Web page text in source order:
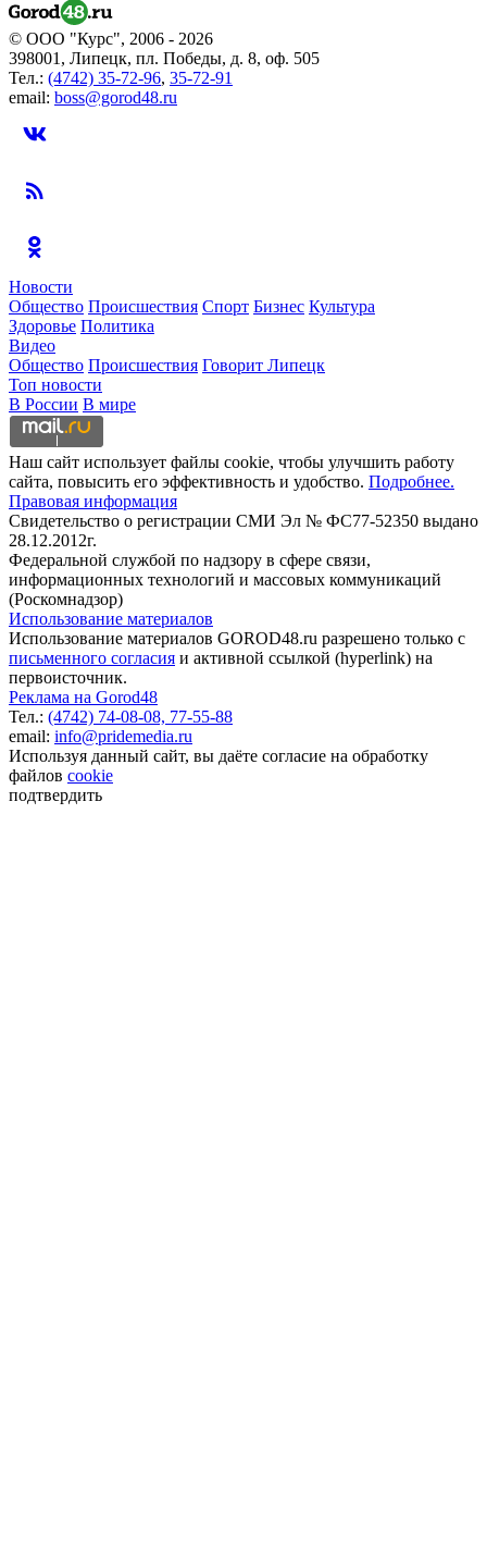
© ООО "Курс", 2006 - 2026
398001, Липецк, пл. Победы, д. 8, оф. 505
Тел.: (4742) 35-72-96, 35-72-91
email: boss@gorod48.ru
Новости
Общество Происшествия Спорт Бизнес Культура
Здоровье Политика
Видео
Общество Происшествия Говорит Липецк
Топ новости
В России В мире
Наш сайт использует файлы cookie, чтобы улучшить работу
сайта, повысить его эффективность и удобство. Подробнее.
Правовая информация
Свидетельство о регистрации СМИ Эл № ФС77-52350 выдано
28.12.2012г.
Федеральной службой по надзору в сфере связи,
информационных технологий и массовых коммуникаций
(Роскомнадзор)
Использование материалов
Использование материалов GOROD48.ru разрешено только с
письменного согласия и активной ссылкой (hyperlink) на
первоисточник.
Реклама на Gorod48
Тел.: (4742) 74-08-08, 77-55-88
email: info@pridemedia.ru
Используя данный сайт, вы даёте согласие на обработку
файлов cookie
подтвердить